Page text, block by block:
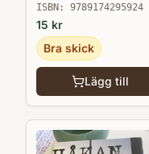
ISBN: 9789174295924
15 kr
Bra skick
Lägg till